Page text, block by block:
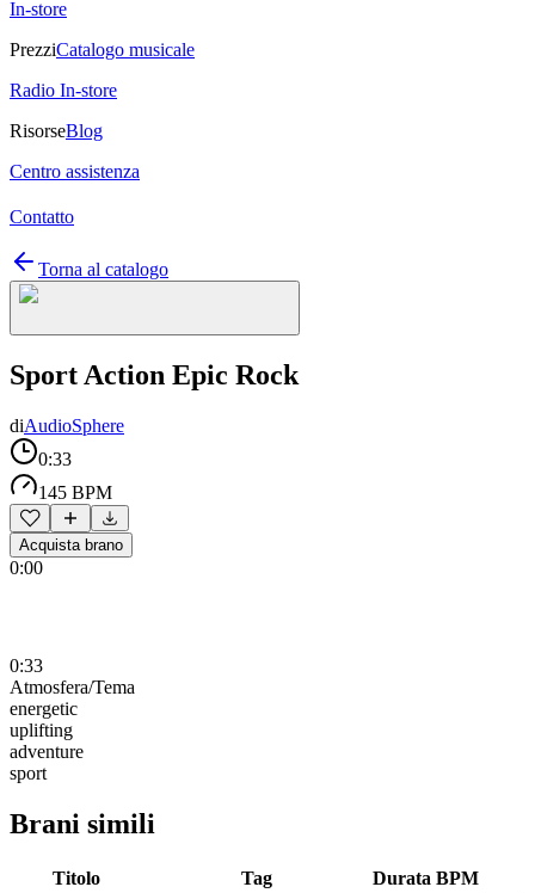
In-store
PrezziCatalogo musicale
Radio In-store
RisorseBlog
Centro assistenza
Contatto
Torna al catalogo
Sport Action Epic Rock
diAudioSphere
0:33
145 BPM
Acquista brano
0:00
0:33
Atmosfera/Tema
energetic
uplifting
adventure
sport
Brani simili
Titolo Tag Durata BPM